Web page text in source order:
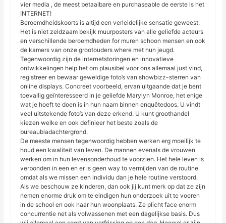
vier media , de meest betaalbare en purchaseable de eerste is het
INTERNET!
Beroemdheidskoorts is altijd een verleidelijke sensatie geweest.
Het is niet zeldzaam bekijk muurposters van alle geliefde acteurs
en verschillende beroemdheden for muren schoon mensen en ook
de kamers van onze grootouders where met hun jeugd.
Tegenwoordig zijn de internetstoringen en innovatieve
ontwikkelingen help het om plausibel voor ons allemaal just vind,
registreer en bewaar geweldige foto’s van showbizz-sterren van
online displays. Concreet voorbeeld, ervan uitgaande dat je bent
toevallig geïnteresseerd in je geliefde Marylyn Monroe, het enige
wat je hoeft te doen is in hun naam binnen enquêtedoos. U vindt
veel uitstekende foto’s van deze erkend. U kunt groothandel
kiezen welke en ook definieer het beste zoals de
bureaubladachtergrond.
De meeste mensen tegenwoordig hebben werken erg moeilijk te
houd een kwaliteit van leven. De mannen evenals de vrouwen
werken om in hun levensonderhoud te voorzien. Het hele leven is
verbonden in een en er is geen way to vermijden van de routine
omdat als we missen een individu dan je hele routine verstoord.
Als we beschouw ze kinderen, dan ook jij kunt merk op dat ze zijn
nemen enorme druk om te eindigen hun onderzoek uit te voeren
in de school en ook naar hun woonplaats. Ze plicht face enorm
concurrentie net als volwassenen met een dagelijkse basis. Dus